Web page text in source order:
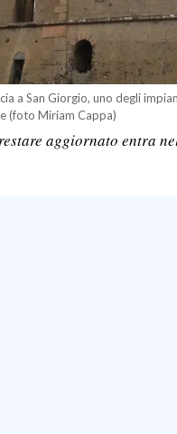
a San Giorgio, uno degli
(foto Miriam Cappa)
aggiornato entra